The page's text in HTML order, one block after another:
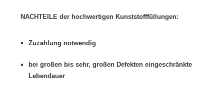
NACHTEILE der hochwertigen Kunststofffüllungen:
Zuzahlung notwendig
bei großen bis sehr, großen Defekten eingeschränkte
Lebendauer